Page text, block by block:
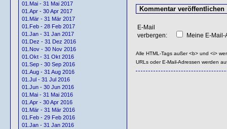
01.Mai - 31 Mai 2017
01.Apr - 30 Apr 2017
01.Mär - 31 Mär 2017
01.Feb - 28 Feb 2017
01.Jan - 31 Jan 2017
01.Dez - 31 Dez 2016
01.Nov - 30 Nov 2016
01.Okt - 31 Okt 2016
01.Sep - 30 Sep 2016
01.Aug - 31 Aug 2016
01.Jul - 31 Jul 2016
01.Jun - 30 Jun 2016
01.Mai - 31 Mai 2016
01.Apr - 30 Apr 2016
01.Mär - 31 Mär 2016
01.Feb - 29 Feb 2016
01.Jan - 31 Jan 2016
E-Mail
verbergen:
Meine E-
Alle HTML-Tags außer <b> und <i>
URLs oder E-Mail-Adressen werden